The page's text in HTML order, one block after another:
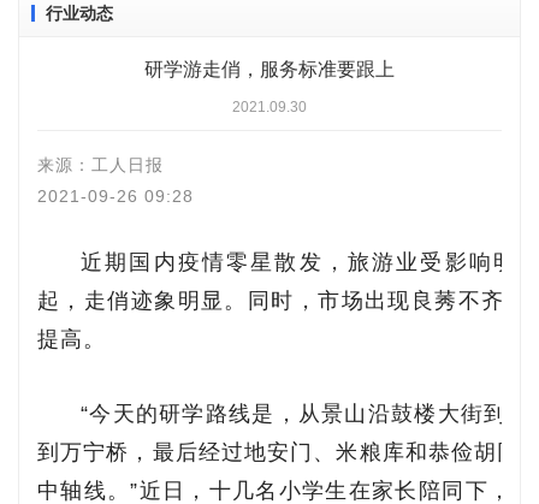
行业动态
研学游走俏，服务标准要跟上
2021.09.30
来源： 工人日报
2021-09-26 09:28
近期国内疫情零星散发，旅游业受影响明
起，走俏迹象明显。同时，市场出现良莠不齐
提高。
“今天的研学路线是，从景山沿鼓楼大街到
到万宁桥，最后经过地安门、米粮库和恭俭胡同
中轴线。”近日，十几名小学生在家长陪同下，